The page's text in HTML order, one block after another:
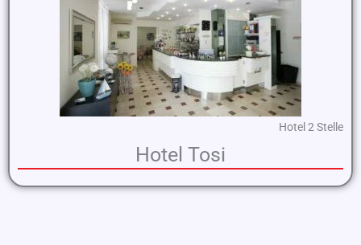
Hotel 2 Stelle
Hotel Tosi